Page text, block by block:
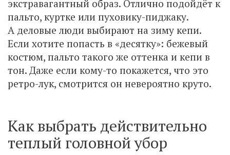
экстравагантный образ. Отлично подойдёт к
пальто, куртке или пуховику-пиджаку.
А деловые люди выбирают на зиму кепи.
Если хотите попасть в «десятку»: бежевый
костюм, пальто такого же оттенка и кепи в
тон. Даже если кому-то покажется, что это
ретро-лук, смотрится он невероятно круто.
Как выбрать действительно
теплый головной убор